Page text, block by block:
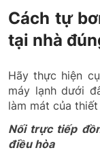
Cách tự
tại nhà
Hãy thực hiện
máy lạnh dưới
làm mát của
Nối trực tiếp
điều hòa